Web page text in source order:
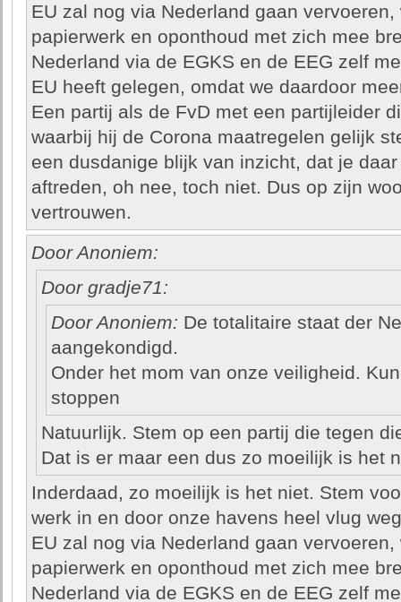
EU zal nog via Nederland gaan
papierwerk en oponthoud met zich mee
Nederland via de EGKS en de EEG zelf
EU heeft gelegen, omdat we daardoor
Een partij als de FvD met een partijleider
waarbij hij de Corona maatregelen gelijk
een dusdanige blijk van inzicht, dat je
aftreden, oh nee, toch niet. Dus op zijn
vertrouwen.
Door Anoniem:
Door gradje71:
Door Anoniem: De totalitaire staat der
aangekondigd.
Onder het mom van onze veiligheid.
stoppen
Natuurlijk. Stem op een partij die tegen
Dat is er maar een dus zo moeilijk is het
Inderdaad, zo moeilijk is het niet. Stem
werk in en door onze havens heel vlug
EU zal nog via Nederland gaan
papierwerk en oponthoud met zich mee
Nederland via de EGKS en de EEG zelf